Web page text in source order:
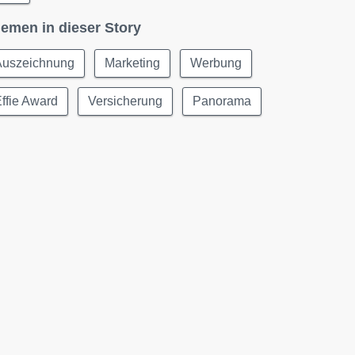
in dieser Story
Marketing Werbung
Award Versicherung Panorama